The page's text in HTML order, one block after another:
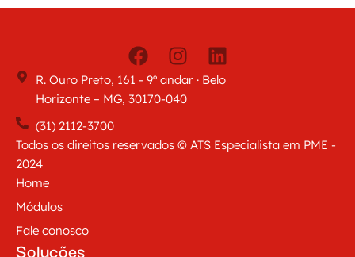
R. Ouro Preto, 161 - 9º andar · Belo
Horizonte – MG, 30170-040
(31) 2112-3700
Todos os direitos reservados © ATS Especialista em PME -
2024
Home
Módulos
Fale conosco
Soluções